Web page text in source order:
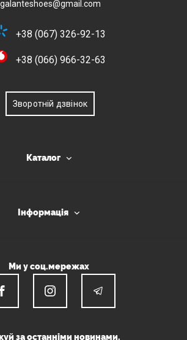
galanteshoes@gmail.com
+38 (067) 326-92-13
+38 (066) 966-32-63
Зворотній дзвінок
Каталог
Інформація
Ми у соц.мережах
за останніми новинами.